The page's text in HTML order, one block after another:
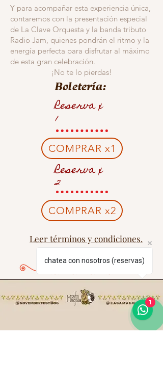
Y para acompañar esta experiencia única,
contaremos con la presentación especial
de La Clave Orquesta y la banda tributo
Radio Jam, quienes pondrán el ritmo y la
energía perfecta para disfrutar al máximo
de esta gran celebración.
¡No te lo pierdas!
Boletería:
Reserva x
1
COMPRAR x1
Reserva x
2
COMPRAR x2
Leer términos y condiciones.
chatea con nosotros (reservas)
1